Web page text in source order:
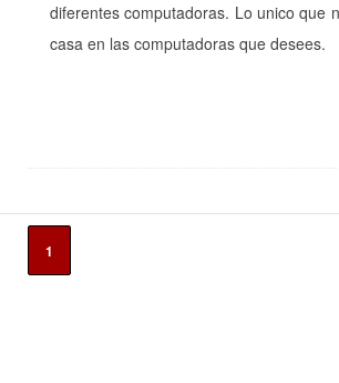
diferentes computadoras. Lo unico que
casa en las computadoras que desees.
1